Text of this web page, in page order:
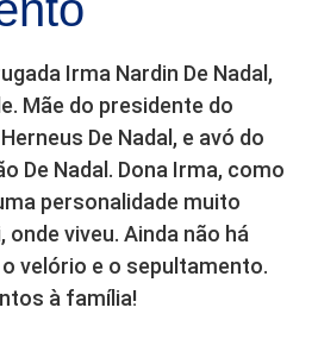
Irma Nardin De Nadal,
Mãe do presidente do
De Nadal, e avó do
De Nadal. Dona Irma, como
personalidade muito
onde viveu. Ainda não há
velório e o sepultamento.
à família!